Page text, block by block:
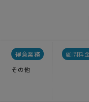
得意業務
その他
顧問料